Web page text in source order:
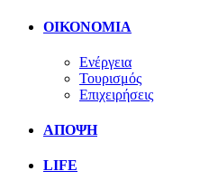
ΟΙΚΟΝΟΜΙΑ
Ενέργεια
Τουρισμός
Επιχειρήσεις
ΑΠΟΨΗ
LIFE